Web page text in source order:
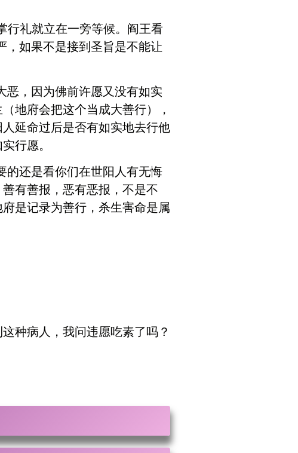
行礼就立在一旁等候。阎王看
，如果不是接到圣旨是不能让
恶，因为佛前许愿又没有如实
地府会把这个当成大善行），
延命过后是否有如实地去行他
行愿。
的还是看你们在世阳人有无悔
有善报，恶有恶报，不是不
是记录为善行，杀生害命是属
种病人，我问违愿吃素了吗？